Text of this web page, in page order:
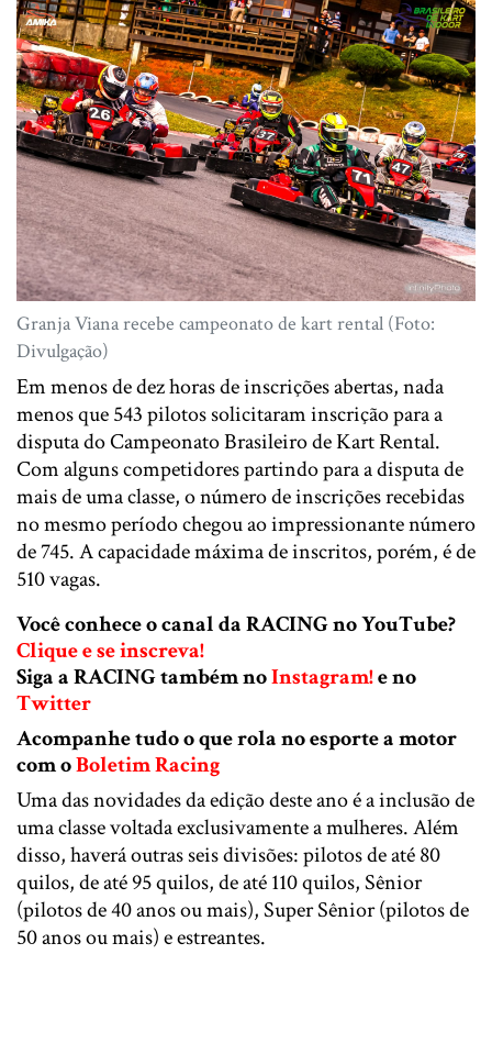
Granja Viana recebe campeonato de kart rental (Foto:
Divulgação)
Em menos de dez horas de inscrições abertas, nada
menos que 543 pilotos solicitaram inscrição para a
disputa do Campeonato Brasileiro de Kart Rental.
Com alguns competidores partindo para a disputa de
mais de uma classe, o número de inscrições recebidas
no mesmo período chegou ao impressionante número
de 745. A capacidade máxima de inscritos, porém, é de
510 vagas.
Você conhece o canal da RACING no YouTube?
Clique e se inscreva!
Siga a RACING também noInstagram!e no
Twitter
Acompanhe tudo o que rola no esporte a motor
com oBoletim Racing
Uma das novidades da edição deste ano é a inclusão de
uma classe voltada exclusivamente a mulheres. Além
disso, haverá outras seis divisões: pilotos de até 80
quilos, de até 95 quilos, de até 110 quilos, Sênior
(pilotos de 40 anos ou mais), Super Sênior (pilotos de
50 anos ou mais) e estreantes.